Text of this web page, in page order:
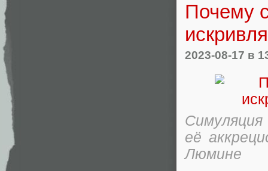
Почему
2023-08-17 в
её
Люмине